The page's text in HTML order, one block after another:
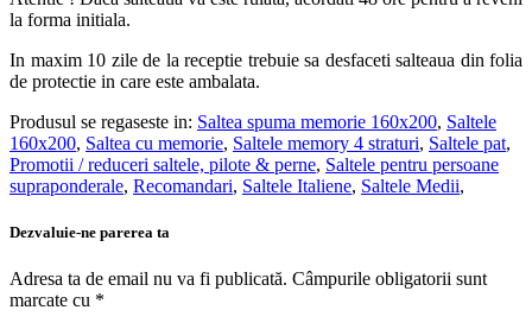
la forma initiala.
In maxim 10 zile de la receptie trebuie sa desfaceti salteaua din folia
de protectie in care este ambalata.
Produsul se regaseste in: Saltea spuma memorie 160x200, Saltele
160x200, Saltea cu memorie, Saltele memory 4 straturi, Saltele pat,
Promotii / reduceri saltele, pilote & perne, Saltele pentru persoane
supraponderale, Recomandari, Saltele Italiene, Saltele Medii,
Dezvaluie-ne parerea ta
Adresa ta de email nu va fi publicată. Câmpurile obligatorii sunt
marcate cu *